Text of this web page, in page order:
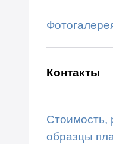
Контакты
Стоимость,
образцы